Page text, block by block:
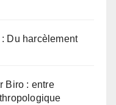
Du harcèlement
Biro : entre